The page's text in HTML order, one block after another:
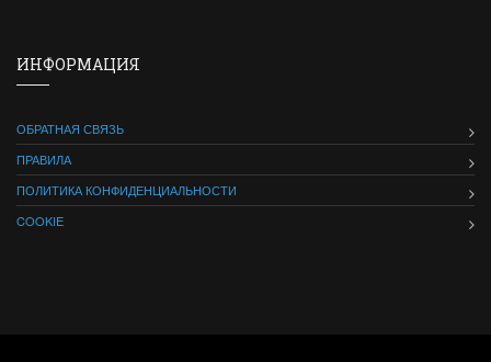
ИНФОРМАЦИЯ
ОБРАТНАЯ СВЯЗЬ
ПРАВИЛА
ПОЛИТИКА КОНФИДЕНЦИАЛЬНОСТИ
COOKIE